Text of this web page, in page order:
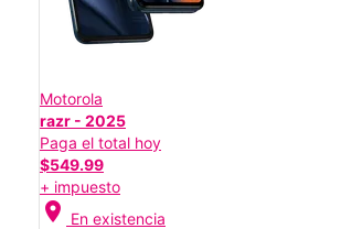
Motorola
razr - 2025
Paga el total hoy
$549.99
+ impuesto
location_on En existencia